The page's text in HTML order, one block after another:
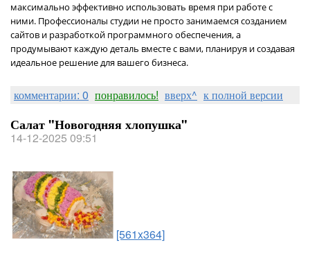
максимально эффективно использовать время при работе с
ними. Профессионалы студии не просто занимаемся созданием
сайтов и разработкой программного обеспечения, а
продумывают каждую деталь вместе с вами, планируя и создавая
идеальное решение для вашего бизнеса.
комментарии: 0 понравилось! вверх^ к полной версии
Салат "Новогодняя хлопушка"
14-12-2025 09:51
[561x364]